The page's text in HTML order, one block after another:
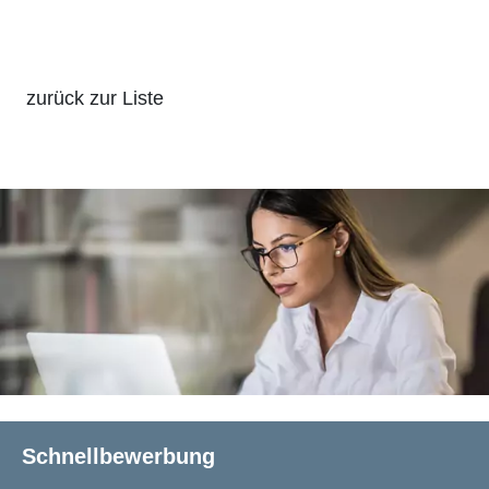
zurück zur Liste
Schnellbewerbung